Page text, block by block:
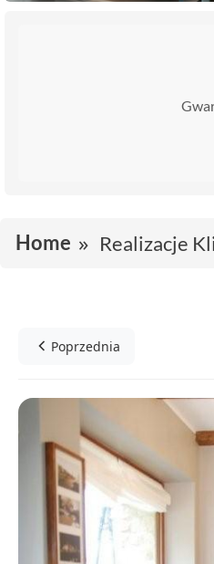
Home Realizacje
Poprzednia